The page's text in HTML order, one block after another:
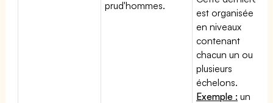
prud'hommes.
est organisée
en niveaux
contenant
chacun un ou
plusieurs
échelons.
Exemple : un